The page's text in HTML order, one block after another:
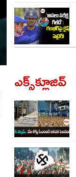
ఎక్స్‌క్లూజివ్‌